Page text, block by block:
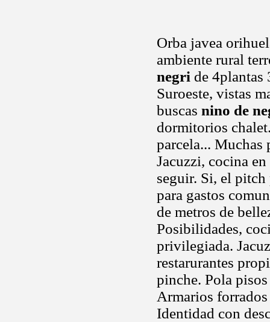
Orba javea
ambiente rural
negri de
Suroeste, vistas
buscas nino de
dormitorios
parcela...
Jacuzzi, cocina
seguir. Si, el
para gastos
de metros de
Posibilidades,
privilegiada.
restarurantes
pinche. Pola
Armarios
Identidad con